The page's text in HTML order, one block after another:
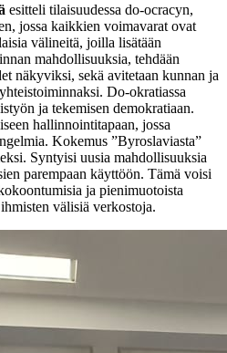
esitteli tilaisuudessa do-ocracyn,
jossa kaikkien voimavarat ovat
välineitä, joilla lisätään
mahdollisuuksia, tehdään
näkyviksi, sekä avitetaan kunnan ja
Do-okratiassa
ja tekemisen demokratiaan.
hallinnointitapaan, jossa
Kokemus ”Byroslaviasta”
Syntyisi uusia mahdollisuuksia
parempaan käyttöön. Tämä voisi
ja pienimuotoista
välisiä verkostoja.